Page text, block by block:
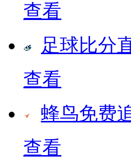
查看
足球比分
查看
蜂鸟免费
查看